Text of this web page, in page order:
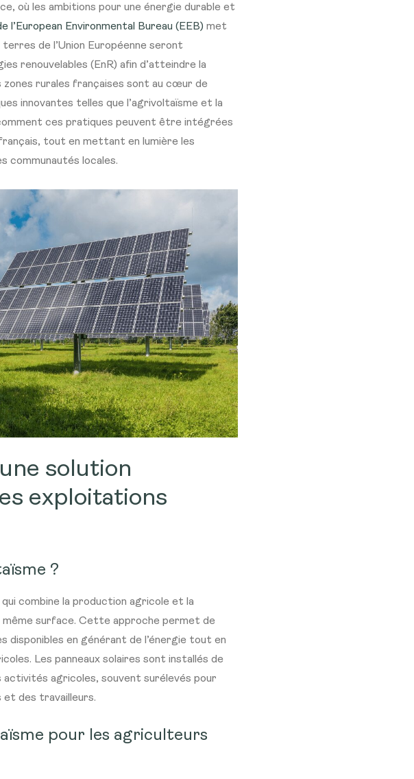
où les ambitions pour une énergie durable et
l’European Environmental Bureau (EEB) met
de l’Union Européenne seront
renouvelables (EnR) afin d’atteindre la
rurales françaises sont au cœur de
innovantes telles que l’agrivoltaïsme et la
ces pratiques peuvent être intégrées
tout en mettant en lumière les
communautés locales.
solution
exploitations
?
combine la production agricole et la
même surface. Cette approche permet de
disponibles en générant de l’énergie tout en
Les panneaux solaires sont installés de
agricoles, souvent surélevés pour
et des travailleurs.
pour les agriculteurs